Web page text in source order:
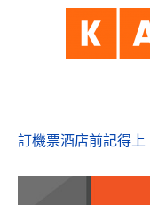
訂機票酒店前記得